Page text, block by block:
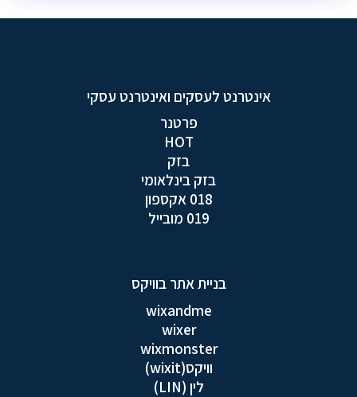
אינטרנט לעסקים ואינטרנט עסקי
פרטנר
HOT
בזק
בזק בינלאומי
018 אקספון
019 מובייל
בניית אתר בוויקס
wixandme
wixer
wixmonster
וויקס(wixit)
לין (LIN)